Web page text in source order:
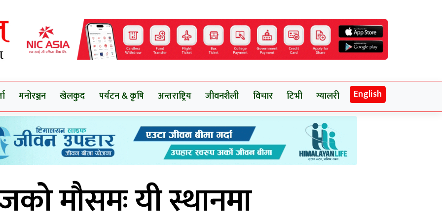
मनोरञ्जन खेलकुद पर्यटन & कृषि अन्तराष्ट्रिय जीवनशैली विचार टिभी ग्यालरी English
मौसमः यी स्थानमा